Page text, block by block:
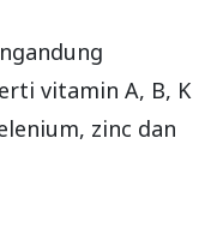
vitamin A, B, K
zinc dan